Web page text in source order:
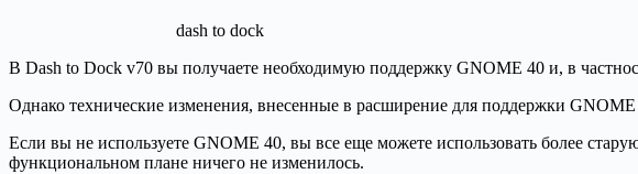
dash to dock
В Dash to Dock v70 вы получаете необходимую поддержку GNOME 40 и, в
Однако технические изменения, внесенные в расширение для поддержки
Если вы не используете GNOME 40, вы все еще можете использовать более
функциональном плане ничего не изменилось.